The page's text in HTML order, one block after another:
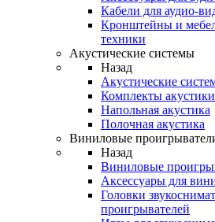
Кабели для аудио-
Кронштейны и
техники
Акустические системы
Назад
Акустические
Комплекты акустики
Напольная акустика
Полочная акустика
Виниловые
Назад
Виниловые
Аксессуары для
Головки
проигрывателей